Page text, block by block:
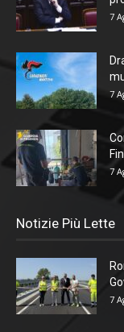
7
7
7
Notizie Più Lette
7